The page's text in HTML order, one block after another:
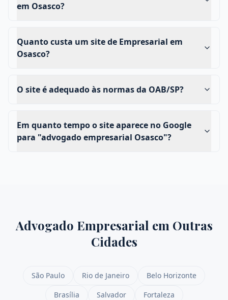
em Osasco?
Quanto custa um site de Empresarial em
Osasco?
O site é adequado às normas da OAB/SP?
Em quanto tempo o site aparece no Google
para "advogado empresarial Osasco"?
Advogado Empresarial em Outras
Cidades
São Paulo Rio de Janeiro
Belo Horizonte
Brasília
Salvador Fortaleza